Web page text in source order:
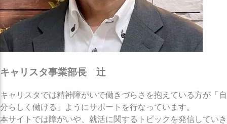
キャリスタ事業部長 辻
キャリスタでは精神障がいで働きづらさを抱えている方が「自
分らしく働ける」ようにサポートを行なっています。
本サイトでは障がいや、就活に関するトピックを発信していき